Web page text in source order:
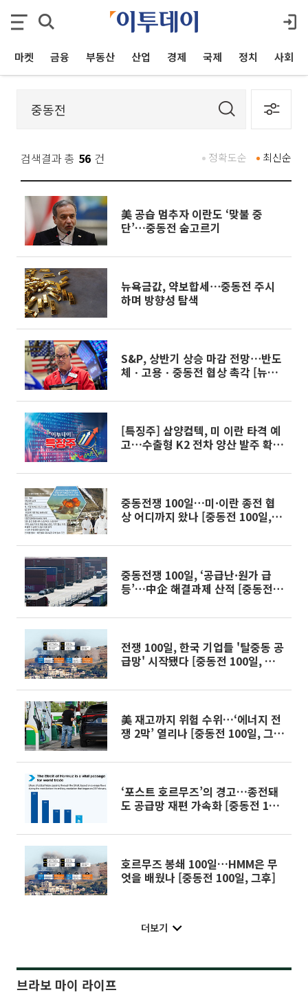
마켓 금융 부동산 산업 경제 국제 정치 사회
검색결과 총 56 건 최신순
정확도순
美 공습 멈추자 이란도 ‘맞불 중
단’…중동전 숨고르기
뉴욕금값, 약보합세⋯중동전 주시
하며 방향성 탐색
S&P, 상반기 상승 마감 전망⋯반도
체ㆍ고용ㆍ중동전 협상 촉각 [뉴욕
[특징주] 삼양컴텍, 미 이란 타격 예
고…수출형 K2 전차 양산 발주 확보
중동전쟁 100일…미·이란 종전 협
상 어디까지 왔나 [중동전 100일, 그
중동전쟁 100일, ‘공급난·원가 급
등’…中企 해결과제 산적 [중동전
전쟁 100일, 한국 기업들 '탈중동 공
급망' 시작됐다 [중동전 100일, 그
美 재고까지 위험 수위…‘에너지 전
쟁 2막’ 열리나 [중동전 100일, 그
‘포스트 호르무즈’의 경고…종전돼
도 공급망 재편 가속화 [중동전 100
호르무즈 봉쇄 100일…HMM은 무
엇을 배웠나 [중동전 100일, 그후]
더보기
브라보 마이 라이프